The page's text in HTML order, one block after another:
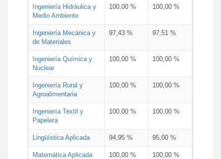
Ingeniería Hidráulica y
Medio Ambiente
100,00 % 100,00 %
Ingeniería Mecánica y
de Materiales
97,43 % 97,51 %
Ingeniería Química y
Nuclear
100,00 % 100,00 %
Ingeniería Rural y
Agroalimentaria
100,00 % 100,00 %
Ingeniería Textil y
Papelera
100,00 % 100,00 %
Lingüística Aplicada 94,95 % 95,00 %
Matemática Aplicada 100,00 % 100,00 %